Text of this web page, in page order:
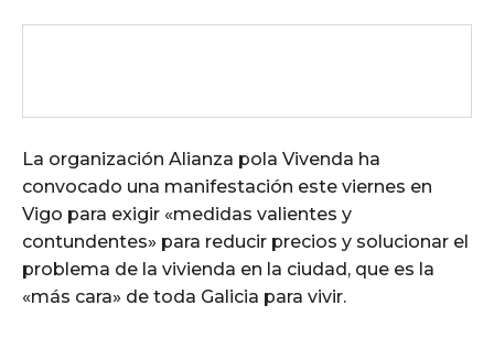
La organización Alianza pola Vivenda ha
convocado una manifestación este viernes en
Vigo para exigir «medidas valientes y
contundentes» para reducir precios y solucionar el
problema de la vivienda en la ciudad, que es la
«más cara» de toda Galicia para vivir.